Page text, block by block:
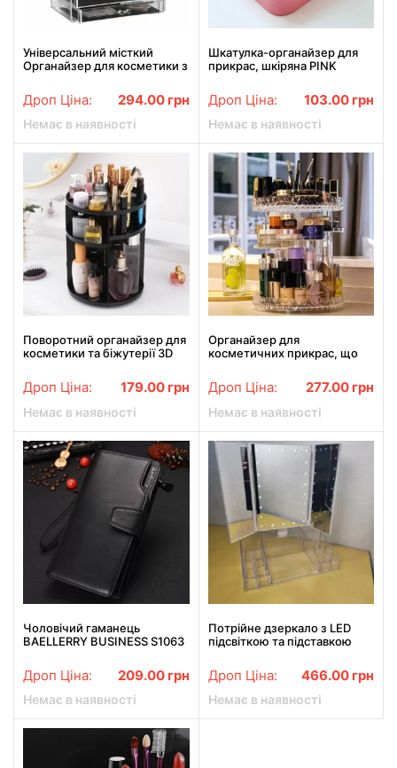
Універсальний місткий
Органайзер для косметики з
Найкраща Ціна!
Дроп Ціна: 294.00 грн
Немає в наявності
Шкатулка-органайзер для
прикрас, шкіряна PINK
Дроп Ціна: 103.00 грн
Немає в наявності
Поворотний органайзер для
косметики та біжутерії 3D
Дроп Ціна: 179.00 грн
Немає в наявності
Органайзер для
косметичних прикрас, що
RD-9043
Дроп Ціна: 277.00 грн
Немає в наявності
Чоловічий гаманець
BAELLERRY BUSINESS S1063
Дроп Ціна: 209.00 грн
Немає в наявності
Потрійне дзеркало з LED
підсвіткою та підставкою
для косметики
Дроп Ціна: 466.00 грн
Немає в наявності